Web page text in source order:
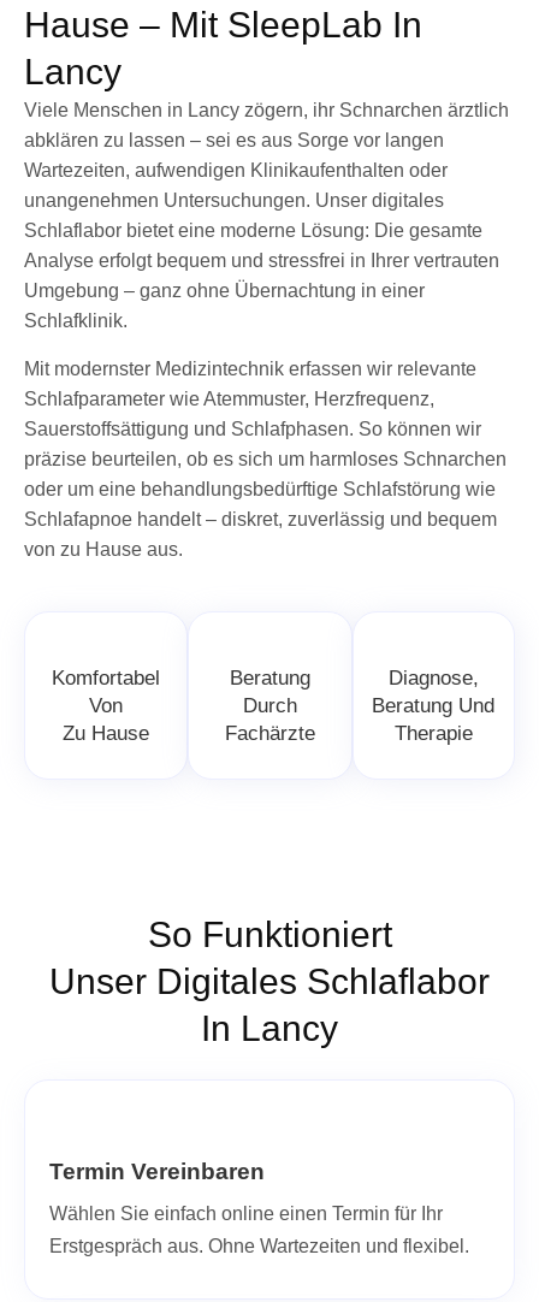
Komfortabel
Von
Zu Hause
Beratung
Durch
Fachärzte
Diagnose,
Beratung Und
Therapie
Hause – Mit SleepLab In
Lancy
Viele Menschen in Lancy zögern, ihr Schnarchen ärztlich
abklären zu lassen – sei es aus Sorge vor langen
Wartezeiten, aufwendigen Klinikaufenthalten oder
unangenehmen Untersuchungen. Unser digitales
Schlaflabor bietet eine moderne Lösung: Die gesamte
Analyse erfolgt bequem und stressfrei in Ihrer vertrauten
Umgebung – ganz ohne Übernachtung in einer
Schlafklinik.
Mit modernster Medizintechnik erfassen wir relevante
Schlafparameter wie Atemmuster, Herzfrequenz,
Sauerstoffsättigung und Schlafphasen. So können wir
präzise beurteilen, ob es sich um harmloses Schnarchen
oder um eine behandlungsbedürftige Schlafstörung wie
Schlafapnoe handelt – diskret, zuverlässig und bequem
von zu Hause aus.
So Funktioniert
Unser Digitales Schlaflabor
In Lancy
Termin Vereinbaren
Wählen Sie einfach online einen Termin für Ihr
Erstgespräch aus. Ohne Wartezeiten und flexibel.